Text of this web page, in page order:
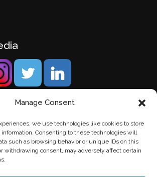
Manage Consent
we use technologies like cookies to store
Consenting to these technologies will
such as browsing behavior or unique IDs on this
withdrawing consent, may adversely affect certain